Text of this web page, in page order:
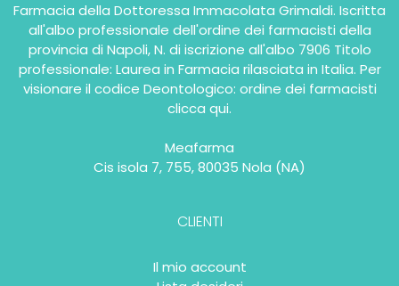
Farmacia della Dottoressa Immacolata Grimaldi. Iscritta
all'albo professionale dell'ordine dei farmacisti della
provincia di Napoli, N. di iscrizione all'albo 7906 Titolo
professionale: Laurea in Farmacia rilasciata in Italia. Per
visionare il codice Deontologico: ordine dei farmacisti
clicca qui.
Meafarma
Cis isola 7, 755, 80035 Nola (NA)
CLIENTI
Il mio account